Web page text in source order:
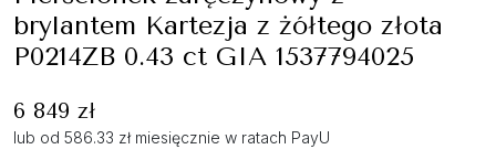
brylantem Kartezja z żółtego złota
P0214ZB 0.43 ct GIA 1537794025
6 849 zł
lub od 586.33 zł miesięcznie w ratach PayU